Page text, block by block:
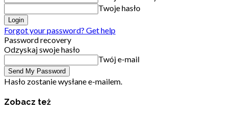
Twoje hasło
Forgot your password? Get help
Password recovery
Odzyskaj swoje hasło
Twój e-mail
Hasło zostanie wysłane e-mailem.
Zobacz też